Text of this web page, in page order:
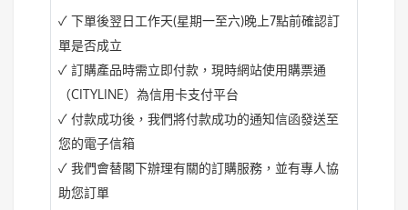
✓ 下單後翌日工作天(星期一至六)晚上7點前確認訂
單是否成立
✓ 訂購產品時需立即付款，現時網站使用購票通
（CITYLINE）為信用卡支付平台
✓ 付款成功後，我們將付款成功的通知信函發送至
您的電子信箱
✓ 我們會替閣下辦理有關的訂購服務，並有專人協
助您訂單